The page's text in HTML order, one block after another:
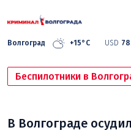
Волгоград +15°C USD
Беспилотники в
В Волгограде